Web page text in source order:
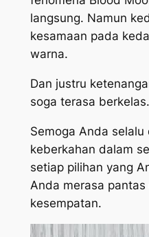
langsung. Namun
kesamaan pada
warna.
Dan justru
soga terasa berkelas.
Semoga Anda
keberkahan dalam
setiap pilihan yang
Anda merasa
kesempatan.